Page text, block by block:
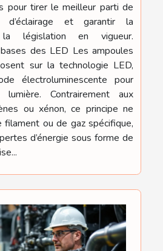
pour tirer le meilleur parti de
d’éclairage et garantir la
législation en vigueur.
des LED Les ampoules
sur la technologie LED,
électroluminescente pour
Contrairement aux
ou xénon, ce principe ne
filament ou de gaz spécifique,
d’énergie sous forme de